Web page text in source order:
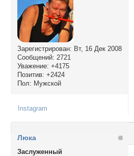
Зарегистрирован: Вт, 16 Дек 2008
Сообщений: 2721
Уважение: +4175
Позитив: +2424
Пол: Мужской
Instagram
Люка
Заслуженный